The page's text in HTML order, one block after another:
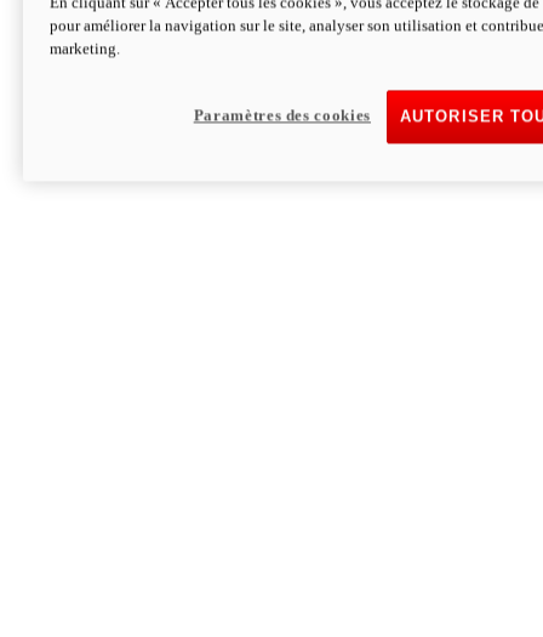
Hypermotard V2 SP 100
Découvrez-le
pour améliorer la navigation sur le site, analyser son utilisation et
marketing.
AUTORISER
Paramètres des cookies